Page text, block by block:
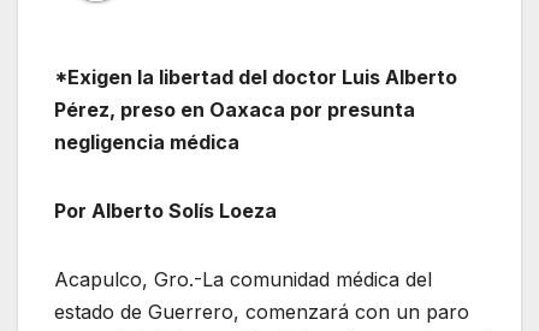
*Exigen la libertad del doctor Luis Alberto
Pérez, preso en Oaxaca por presunta
negligencia médica
Por Alberto Solís Loeza
Acapulco, Gro.-La comunidad médica del
estado de Guerrero, comenzará con un paro